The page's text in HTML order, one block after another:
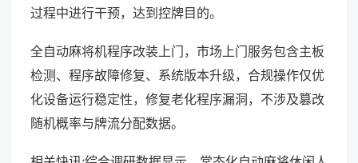
过程中进行干预，达到控牌目的。
全自动麻将机程序改装上门，市场上门服务包含主板
检测、程序故障修复、系统版本升级，合规操作仅优
化设备运行稳定性，修复老化程序漏洞，不涉及篡改
随机概率与牌流分配数据。